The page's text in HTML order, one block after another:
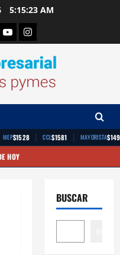
5:15:23 AM
YoutubeInstagram
MEP$1528 | CCL$1581 | MAYORISTA
HOY
BUSCAR